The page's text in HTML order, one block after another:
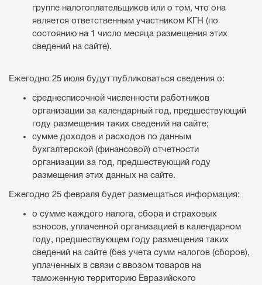
группе налогоплательщиков или о том, что она
является ответственным участником КГН (по
состоянию на 1 число месяца размещения этих
сведений на сайте).
Ежегодно 25 июля будут публиковаться сведения о:
среднесписочной численности работников
организации за календарный год, предшествующий
году размещения таких сведений на сайте;
сумме доходов и расходов по данным
бухгалтерской (финансовой) отчетности
организации за год, предшествующий году
размещения этих данных на сайте.
Ежегодно 25 февраля будет размещаться информация:
о сумме каждого налога, сбора и страховых
взносов, уплаченной организацией в календарном
году, предшествующем году размещения таких
сведений на сайте (без учета сумм налогов (сборов),
уплаченных в связи с ввозом товаров на
таможенную территорию Евразийского